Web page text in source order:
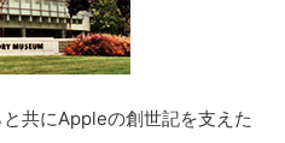
共にAppleの創世記を支えた